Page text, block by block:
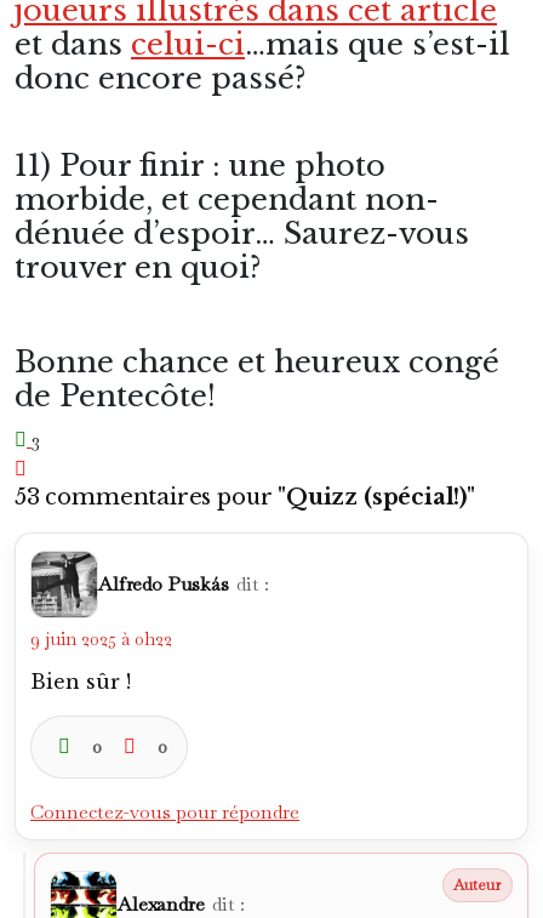
joueurs illustrés dans cet article
et dans celui-ci…mais que s’est-il
donc encore passé?
11) Pour finir : une photo
morbide, et cependant non-
dénuée d’espoir… Saurez-vous
trouver en quoi?
Bonne chance et heureux congé
de Pentecôte!
3
53 commentaires pour "Quizz (spécial!)"
Alfredo Puskás dit :
9 juin 2025 à 0h22
Bien sûr !
0 0
Connectez-vous pour répondre
Alexandre dit :